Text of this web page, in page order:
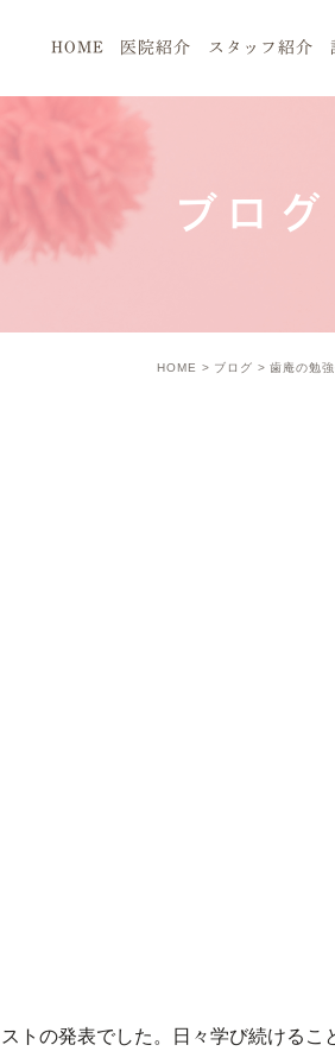
HOME 医院紹介 スタッフ紹介
ブログ
HOME ブログ 歯庵の勉
トの発表でした。日々学び続けるこ